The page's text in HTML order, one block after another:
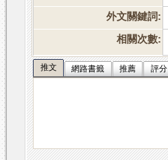
外文關鍵詞:
相關次數:
推文 網路書籤 推薦 評分